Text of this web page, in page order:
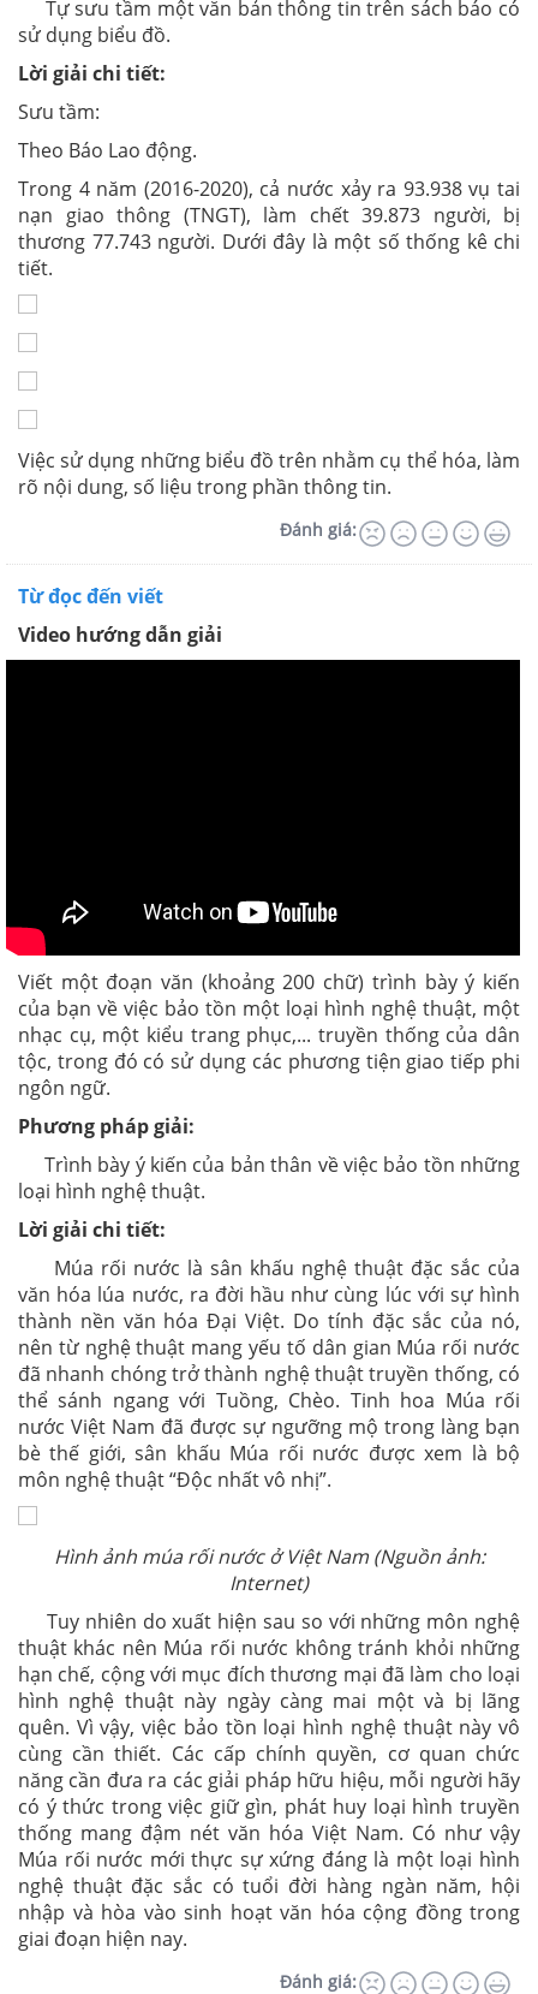
Tự sưu tầm một văn bản thông tin trên sách báo có
sử dụng biểu đồ.
Lời giải chi tiết:
Sưu tầm:
Theo Báo Lao động.
Trong 4 năm (2016-2020), cả nước xảy ra 93.938 vụ tai
nạn giao thông (TNGT), làm chết 39.873 người, bị
thương 77.743 người. Dưới đây là một số thống kê chi
tiết.
Việc sử dụng những biểu đồ trên nhằm cụ thể hóa, làm
rõ nội dung, số liệu trong phần thông tin.
Đánh giá:
Từ đọc đến viết
Video hướng dẫn giải
Viết một đoạn văn (khoảng 200 chữ) trình bày ý kiến
của bạn về việc bảo tồn một loại hình nghệ thuật, một
nhạc cụ, một kiểu trang phục,... truyền thống của dân
tộc, trong đó có sử dụng các phương tiện giao tiếp phi
ngôn ngữ.
Phương pháp giải:
Trình bày ý kiến của bản thân về việc bảo tồn những
loại hình nghệ thuật.
Lời giải chi tiết:
Múa rối nước là sân khấu nghệ thuật đặc sắc của
văn hóa lúa nước, ra đời hầu như cùng lúc với sự hình
thành nền văn hóa Đại Việt. Do tính đặc sắc của nó,
nên từ nghệ thuật mang yếu tố dân gian Múa rối nước
đã nhanh chóng trở thành nghệ thuật truyền thống, có
thể sánh ngang với Tuồng, Chèo. Tinh hoa Múa rối
nước Việt Nam đã được sự ngưỡng mộ trong làng bạn
bè thế giới, sân khấu Múa rối nước được xem là bộ
môn nghệ thuật “Độc nhất vô nhị”.
Hình ảnh múa rối nước ở Việt Nam (Nguồn ảnh:
Internet)
Tuy nhiên do xuất hiện sau so với những môn nghệ
thuật khác nên Múa rối nước không tránh khỏi những
hạn chế, cộng với mục đích thương mại đã làm cho loại
hình nghệ thuật này ngày càng mai một và bị lãng
quên. Vì vậy, việc bảo tồn loại hình nghệ thuật này vô
cùng cần thiết. Các cấp chính quyền, cơ quan chức
năng cần đưa ra các giải pháp hữu hiệu, mỗi người hãy
có ý thức trong việc giữ gìn, phát huy loại hình truyền
thống mang đậm nét văn hóa Việt Nam. Có như vậy
Múa rối nước mới thực sự xứng đáng là một loại hình
nghệ thuật đặc sắc có tuổi đời hàng ngàn năm, hội
nhập và hòa vào sinh hoạt văn hóa cộng đồng trong
giai đoạn hiện nay.
Đánh giá: